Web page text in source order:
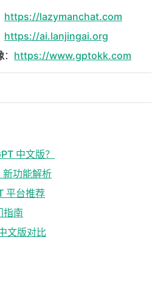
https://lazymanchat.com
https://ai.lanjingai.org
： https://www.gptokk.com
中文版？
新功能解析
平台推荐
指南
文版对比